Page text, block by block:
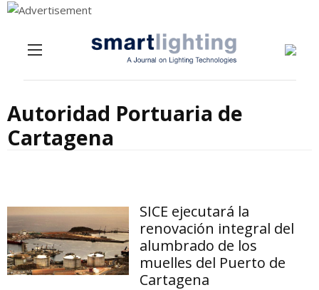
Autoridad Portuaria de
Cartagena
SICE ejecutará la
renovación integral del
alumbrado de los
muelles del Puerto de
Cartagena